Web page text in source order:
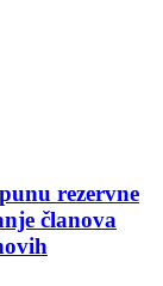
rezervne
članova